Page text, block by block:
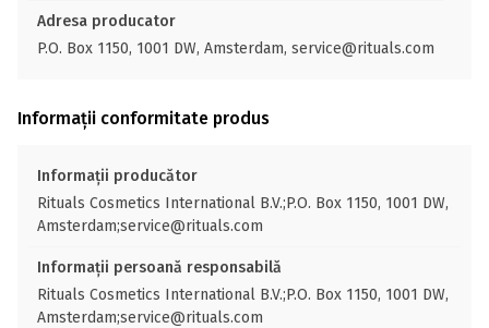
Adresa producator
P.O. Box 1150, 1001 DW, Amsterdam, service@rituals.com
Informații conformitate produs
Informații producător
Rituals Cosmetics International B.V.;P.O. Box 1150, 1001 DW,
Amsterdam;service@rituals.com
Informații persoană responsabilă
Rituals Cosmetics International B.V.;P.O. Box 1150, 1001 DW,
Amsterdam;service@rituals.com